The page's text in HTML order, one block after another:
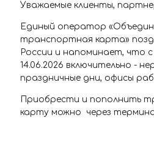
Уважаемые клиенты,
Единый оператор
транспортная карта»
России и напоминает, что с
14.06.2026 включительно -
праздничные дни, офисы
Приобрести и пополнить
карту можно через